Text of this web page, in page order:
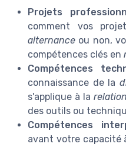
Projets
comment vos
alternance ou non,
compétences clés en
Compétences
connaissance de la
s'applique à la
des outils ou
Compétences
avant votre capacité